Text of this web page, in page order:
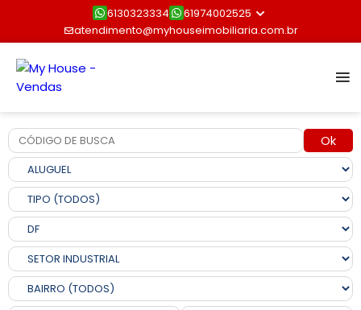
6130323334
61974002525
atendimento@myhouseimobiliaria.com.br
Ok